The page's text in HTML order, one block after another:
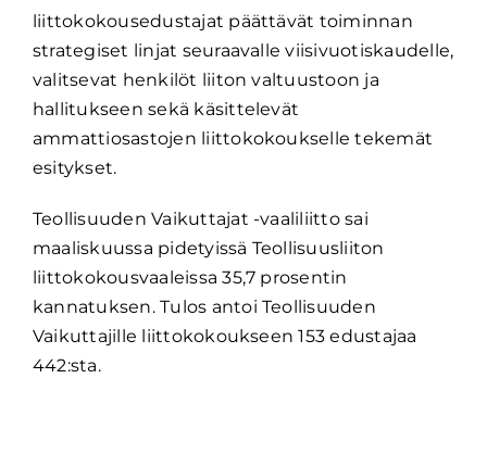
liittokokousedustajat päättävät toiminnan
strategiset linjat seuraavalle viisivuotiskaudelle,
valitsevat henkilöt liiton valtuustoon ja
hallitukseen sekä käsittelevät
ammattiosastojen liittokokoukselle tekemät
esitykset.
Teollisuuden Vaikuttajat -vaaliliitto sai
maaliskuussa pidetyissä Teollisuusliiton
liittokokousvaaleissa 35,7 prosentin
kannatuksen. Tulos antoi Teollisuuden
Vaikuttajille liittokokoukseen 153 edustajaa
442:sta.